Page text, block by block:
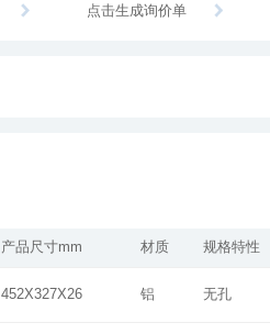
点击生成询价单
产品尺寸mm 材质 规格特性
452X327X26 铝 无孔